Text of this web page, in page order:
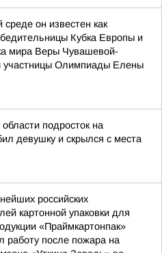
среде он известен как
Кубка Европы и
мира Веры Чувашевой-
участницы Олимпиады Елены
области подросток на
девушку и скрылся с места
российских
картонной упаковки для
«Праймкартонпак»
работу после пожара на